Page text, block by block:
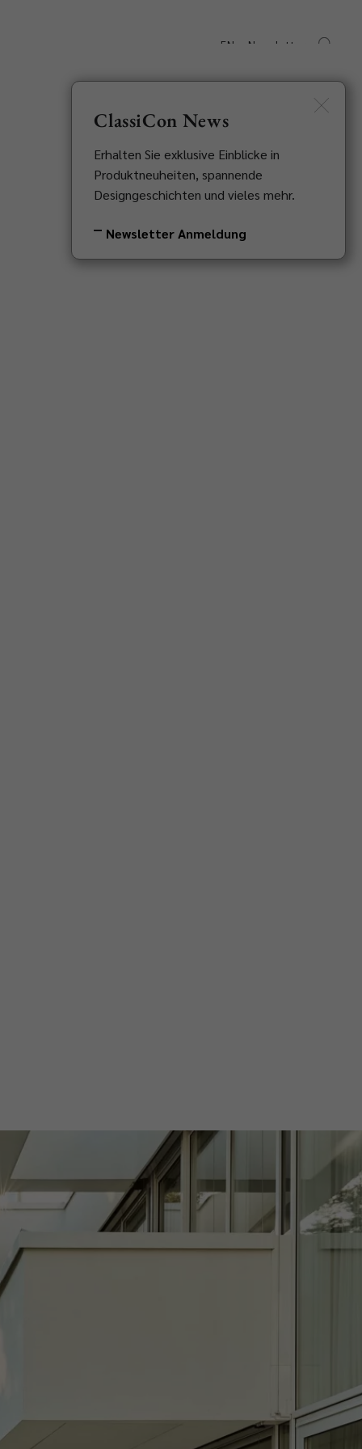
EN Newsletter
ClassiCon News
Erhalten Sie exklusive Einblicke in
Produktneuheiten, spannende
Designgeschichten und vieles mehr.
Newsletter Anmeldung